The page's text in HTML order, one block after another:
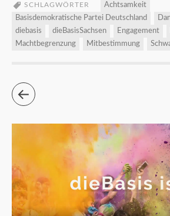
SCHLAGWÖRTER
Achtsamkeit
Basisdemokratische Partei Deutschland
diebasis
dieBasisSachsen Engagement
Machtbegrenzung
Mitbestimmung